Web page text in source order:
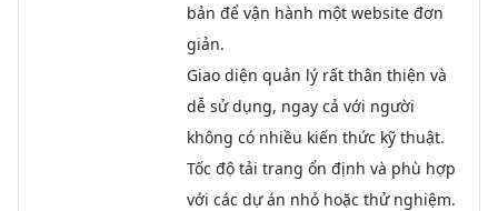
bản để vận hành một website đơn
giản.
Giao diện quản lý rất thân thiện và
dễ sử dụng, ngay cả với người
không có nhiều kiến thức kỹ thuật.
Tốc độ tải trang ổn định và phù hợp
với các dự án nhỏ hoặc thử nghiệm.